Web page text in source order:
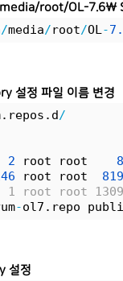
media/root/OL-7.6\
/media/root/OL-7.
설정 파일 이름 변경
/
2 root root
root root
root root
-ol7.repo
설정